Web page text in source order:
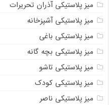
میز پلاستیکی آذران تحریرات
میز پلاستیکی آشپزخانه
میز پلاستیکی باغی
میز پلاستیکی بچه گانه
میز پلاستیکی تاشو
میز پلاستیکی کودک
میز پلاستیکی ناصر